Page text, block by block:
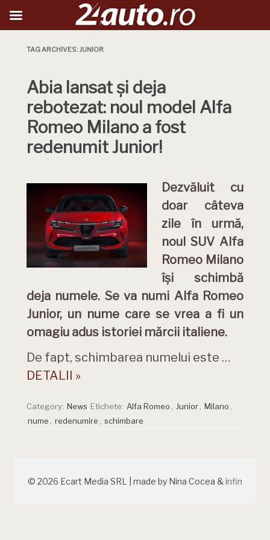
TAG ARCHIVES:JUNIOR
Abia lansat și deja
rebotezat: noul model Alfa
Romeo Milano a fost
redenumit Junior!
Dezvăluit cu
doar câteva
zile în urmă,
noul SUV Alfa
Romeo Milano
își schimbă
deja numele. Se va numi Alfa Romeo
Junior, un nume care se vrea a fi un
omagiu adus istoriei mărcii italiene.
De fapt, schimbarea numelui este …
DETALII »
Category: News Etichete: Alfa Romeo Junior Milano
nume
redenumire schimbare
© 2026 Ecart Media SRL | made by Nina Cocea &infin